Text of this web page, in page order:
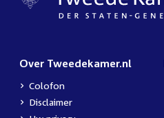
Over Tweedekamer.nl
Colofon
Disclaimer